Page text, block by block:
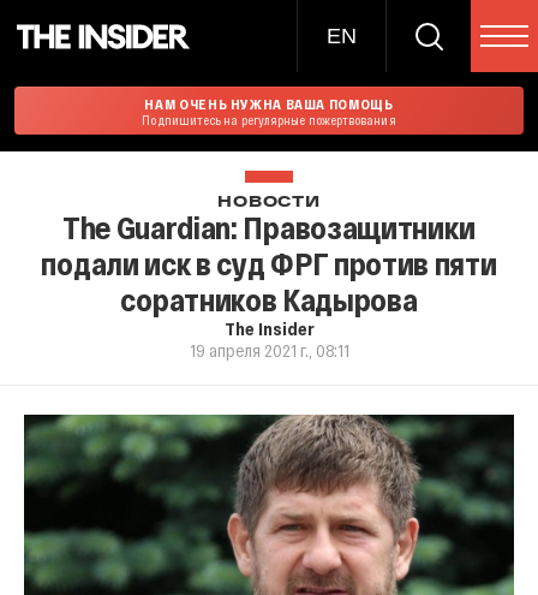
EN
НАМ ОЧЕНЬ НУЖНА ВАША ПОМОЩЬ
Подпишитесь на регулярные пожертвования
НОВОСТИ
The Guardian: Правозащитники
подали иск в суд ФРГ против пяти
соратников Кадырова
The Insider
19 апреля 2021 г., 08:11